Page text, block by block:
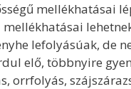
mellékhatásai
lefolyásúak, de
elő, többnyire
orrfolyás,